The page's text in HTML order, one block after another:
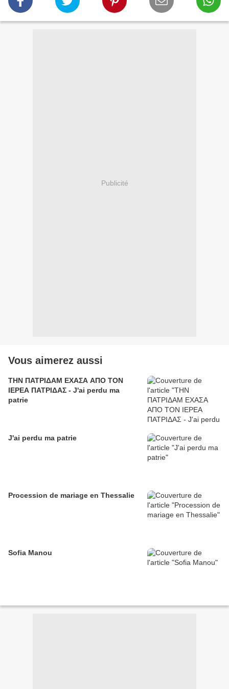
Publicité
Vous aimerez aussi
ΤΗΝ ΠΑΤΡΙΔΑΜ ΕΧΑΣΑ ΑΠΟ ΤΟΝ
ΙΕΡΕΑ ΠΑΤΡΙΔΑΣ - J'ai perdu ma
patrie
J'ai perdu ma patrie
Procession de mariage en Thessalie
Sofia Manou